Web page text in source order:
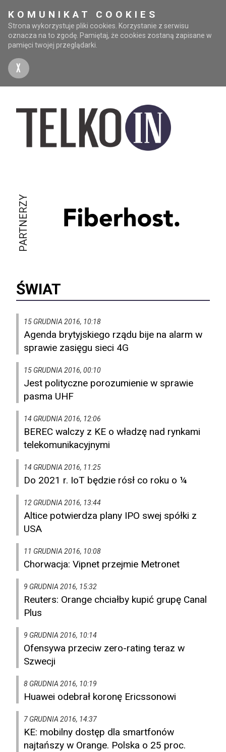
KOMUNIKAT COOKIES
Strona wykorzystuje pliki cookies. Korzystanie z serwisu
oznacza na to zgodę. Pamiętaj, że cookies zostaną zapisane w
pamięci twojej przeglądarki.
X
PARTNERZY
ŚWIAT
15 GRUDNIA 2016, 10:18
Agenda brytyjskiego rządu bije na alarm w
sprawie zasięgu sieci 4G
15 GRUDNIA 2016, 00:10
Jest polityczne porozumienie w sprawie
pasma UHF
14 GRUDNIA 2016, 12:06
BEREC walczy z KE o władzę nad rynkami
telekomunikacyjnymi
14 GRUDNIA 2016, 11:25
Do 2021 r. IoT będzie rósł co roku o ¼
12 GRUDNIA 2016, 13:44
Altice potwierdza plany IPO swej spółki z
USA
11 GRUDNIA 2016, 10:08
Chorwacja: Vipnet przejmie Metronet
9 GRUDNIA 2016, 15:32
Reuters: Orange chciałby kupić grupę Canal
Plus
9 GRUDNIA 2016, 10:14
Ofensywa przeciw zero-rating teraz w
Szwecji
8 GRUDNIA 2016, 10:19
Huawei odebrał koronę Ericssonowi
7 GRUDNIA 2016, 14:37
KE: mobilny dostęp dla smartfonów
najtańszy w Orange. Polska o 25 proc.